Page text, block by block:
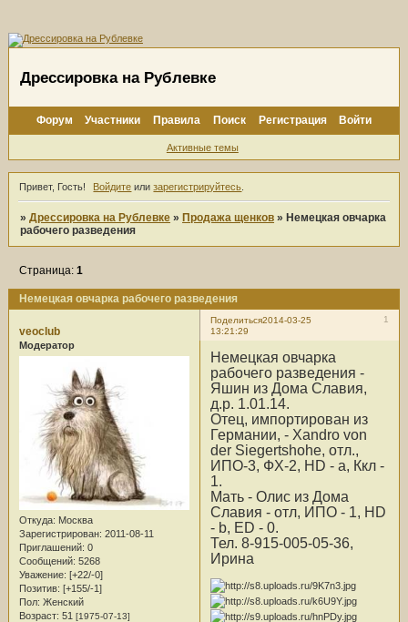
Дрессировка на Рублевке
Форум Участники Правила Поиск Регистрация Войти
Активные темы
Привет, Гость! Войдите илизарегистрируйтесь
»Дрессировка на Рублевке » Продажа щенков » Немецкая овчарка
рабочего разведения
Немецкая овчарка рабочего разведения
Страница:1
Поделиться 1
2014-03-25
13:21:29
veoclub
Модератор
Откуда: Москва
Зарегистрирован: 2011-08-11
Приглашений: 0
Сообщений: 5268
Уважение: [+22/-0]
Позитив: [+155/-1]
Пол: Женский
Возраст: 51 [1975-07-13]
Немецкая овчарка
рабочего разведения -
Яшин из Дома Славия,
д.р. 1.01.14.
Отец, импортирован из
Германии, - Xandro von
der Siegertshohe, отл.,
ИПО-3, ФХ-2, HD - a, Ккл -
1.
Мать - Олис из Дома
Славия - отл, ИПО - 1, HD
- b, ED - 0.
Тел. 8-915-005-05-36,
Ирина